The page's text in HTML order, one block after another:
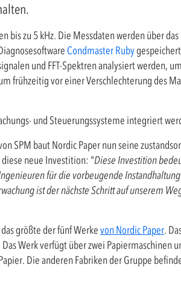
bis zu 5 kHz. Die Messdaten werden über
Condmaster Ruby
und FFT-Spektren analysiert werden,
frühzeitig vor einer Verschlechterung des
und Steuerungssysteme integriert
SPM baut Nordic Paper nun seine
neue Investition: "Diese Investition
für die vorbeugende
ist der nächste Schritt auf unserem
das größte der fünf Werkevon Nordic Paper.
Werk verfügt über zwei Papiermaschinen
Die anderen Fabriken der Gruppe